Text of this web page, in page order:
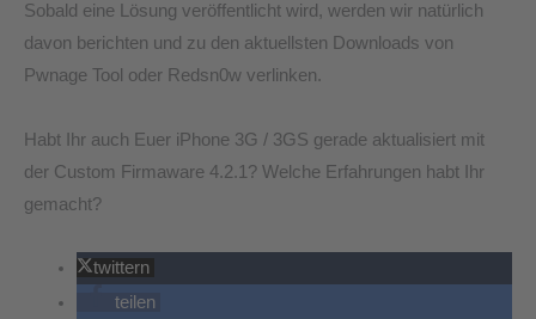
Sobald eine Lösung veröffentlicht wird, werden wir natürlich
davon berichten und zu den aktuellsten Downloads von
Pwnage Tool oder Redsn0w verlinken.
Habt Ihr auch Euer iPhone 3G / 3GS gerade aktualisiert mit
der Custom Firmaware 4.2.1? Welche Erfahrungen habt Ihr
gemacht?
twittern
teilen